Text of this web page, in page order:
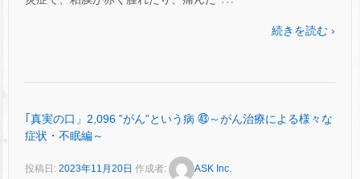
続きを読む ›
｢真実の口」2,096 ‟がん”という病 ㊸～がん治療による様々な
症状・不眠編～
投稿日: 2023年11月20日 作成者: ASK Inc.